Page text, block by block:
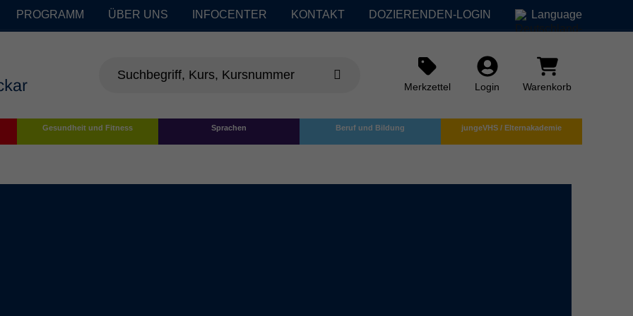
PROGRAMM ÜBER UNS INFOCENTER KONTAKT DOZIERENDEN-LOGIN Language
Merkzettel Login Warenkorb
Gesundheit und Fitness Sprachen Beruf und Bildung jungeVHS / Elternakademie